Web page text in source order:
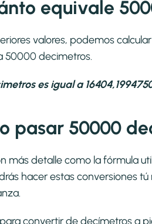
equivale
valores, podemos
50000 decimetros.
es igual a
pasar 50000
más detalle como la fórmula
hacer estas conversiones
convertir dedecímetros a